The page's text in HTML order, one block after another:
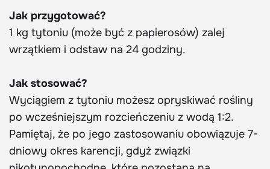
Jak przygotować?
1 kg tytoniu (może być z papierosów) zalej
wrzątkiem i odstaw na 24 godziny.
Jak stosować?
Wyciągiem z tytoniu możesz opryskiwać rośliny
po wcześniejszym rozcieńczeniu z wodą 1:2.
Pamiętaj, że po jego zastosowaniu obowiązuje 7-
dniowy okres karencji, gdyż związki